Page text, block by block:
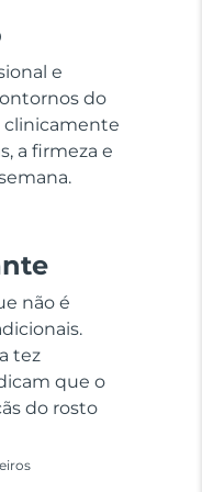
e
do
clinicamente
a firmeza e
não é
tez
que o
do rosto